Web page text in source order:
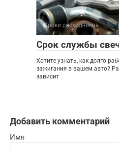
Сроки расходников
Срок службы
Хотите узнать, как долго
зажигания в вашем авто?
зависит
Добавить комментарий
Имя